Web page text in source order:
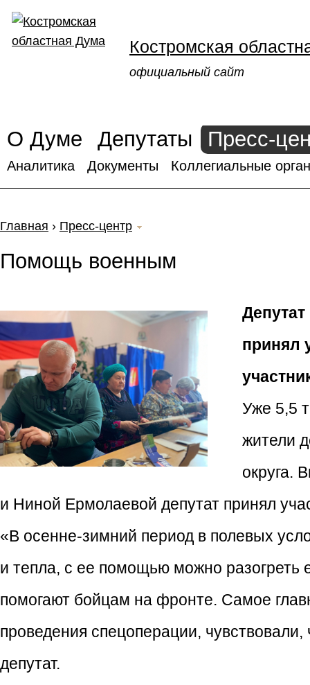
Костромская
официальный сайт
О Думе Депутаты Пресс-
Аналитика Документы Коллегиальные
Главная › Пресс-центр
Помощь военным
принял
Уже 5,5
жители
округа.
и Ниной Ермолаевой депутат принял
«В осенне-зимний период в полевых
и тепла, с ее помощью можно
помогают бойцам на фронте. Самое
проведения спецоперации,
депутат.